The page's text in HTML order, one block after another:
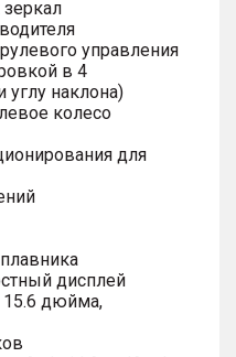
управления
в 4
углу наклона)
колесо
для
дисплей
15.6 дюйма,